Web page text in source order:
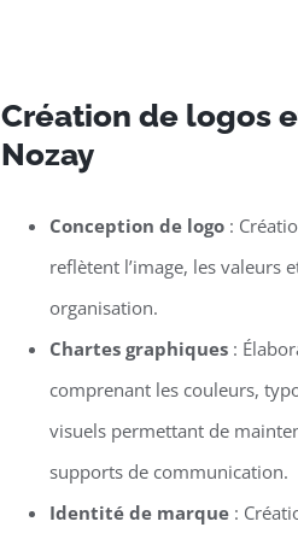
Création de logos
Nozay
Conception de logo :
reflètent l’image, les valeurs
organisation.
Chartes graphiques :
comprenant les couleurs,
visuels permettant de
supports de communication.
Identité de marque :